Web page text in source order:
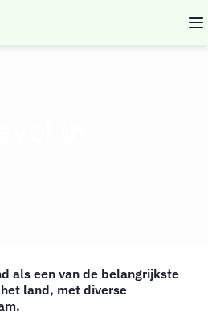
als een van de belangrijkste
land, met diverse